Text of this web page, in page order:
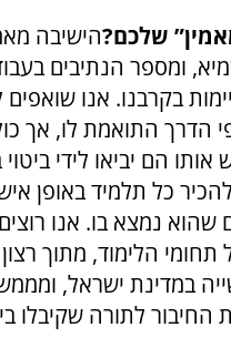
שלכם?הישיבה
ומספר הנתיבים
בקרבנו. אנו
הדרך התואמת לו, אך
אותו הם יביאו לידי
כל תלמיד באופן
שהוא נמצא בו. אנו
תחומי הלימוד, מתוך
במדינת ישראל,
החיבור לתורה שקיבלו